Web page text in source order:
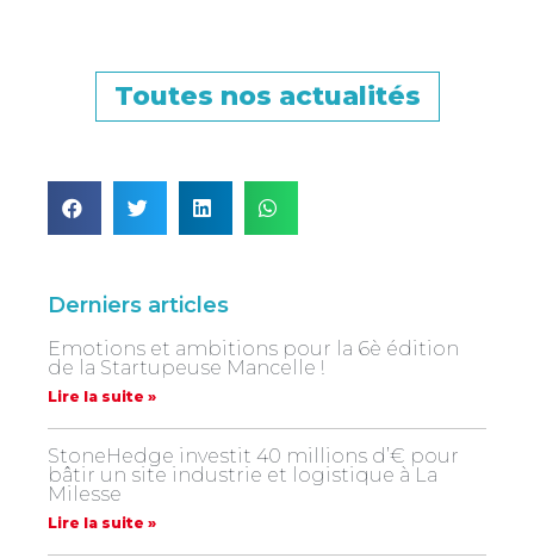
Toutes nos actualités
Derniers articles
Emotions et ambitions pour la 6è édition
de la Startupeuse Mancelle !
Lire la suite »
StoneHedge investit 40 millions d’€ pour
bâtir un site industrie et logistique à La
Milesse
Lire la suite »